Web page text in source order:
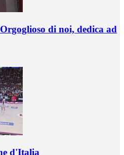
di noi, dedica ad
d'Italia